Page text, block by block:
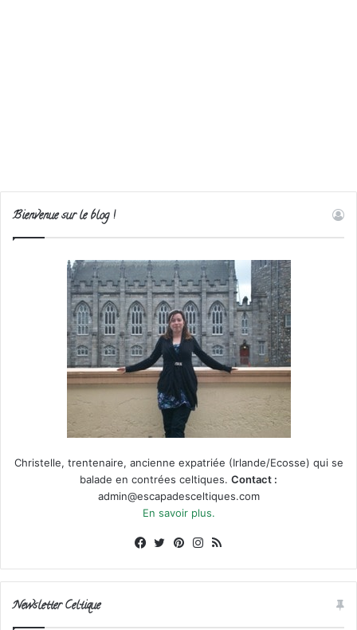
Bienvenue sur le blog !
Christelle, trentenaire, ancienne expatriée (Irlande/Ecosse) qui se
balade en contrées celtiques. Contact :
admin@escapadesceltiques.com
En savoir plus.
Facebook
X PinterestInstagram
Newsletter Celtique